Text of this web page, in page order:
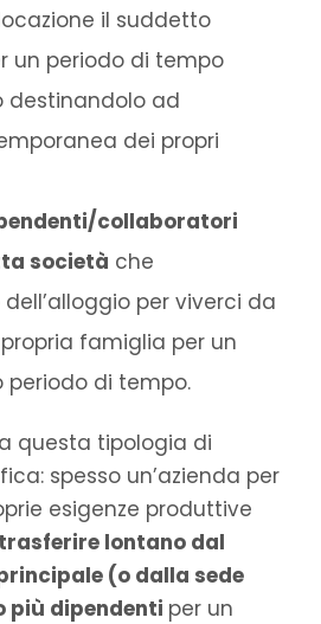
il suddetto
un periodo di tempo
destinandolo ad
dei propri
collaboratori
società che
per viverci da
famiglia per un
di tempo.
questa tipologia di
spesso un’azienda per
esigenze produttive
lontano dal
(o dalla sede
più dipendenti per un